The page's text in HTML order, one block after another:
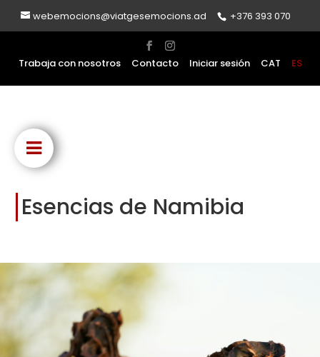
webemocions@viatgesemocions.ad +376 393 070
Trabaja con nosotros Contacto Iniciar sesión CAT ES
Esencias de Namibia